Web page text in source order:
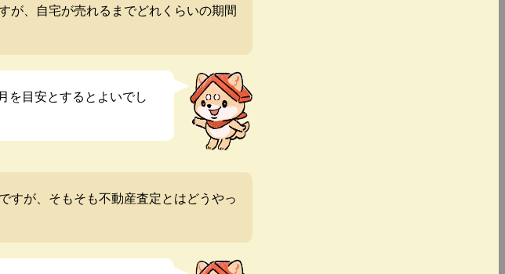
が、自宅が売れるまでどれくらいの期間
を目安とするとよいでし
すが、そもそも不動産査定とはどうやっ